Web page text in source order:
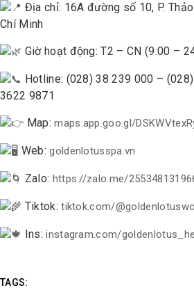
Địa chỉ: 16A đường số 10, P.
Chí Minh
Giờ hoạt động: T2 – CN (9:00 –
Hotline: (028) 38 239 000 –
3622 9871
Map:maps.app.goo.gl/
Web:goldenlotusspa.vn
Zalo: https://zalo.me/
Tiktok:tiktok.com/
Ins:instagram.com/
TAGS: